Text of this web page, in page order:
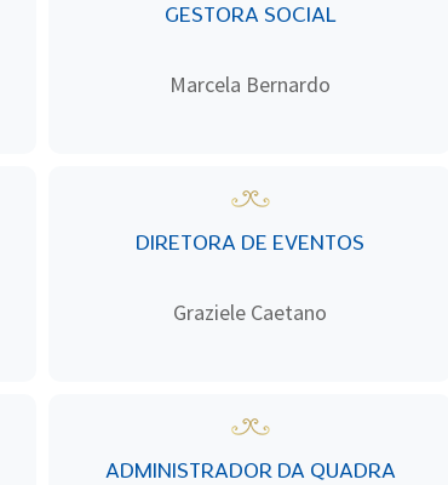
GESTORA SOCIAL
Marcela Bernardo
DIRETORA DE EVENTOS
Graziele Caetano
ADMINISTRADOR DA QUADRA